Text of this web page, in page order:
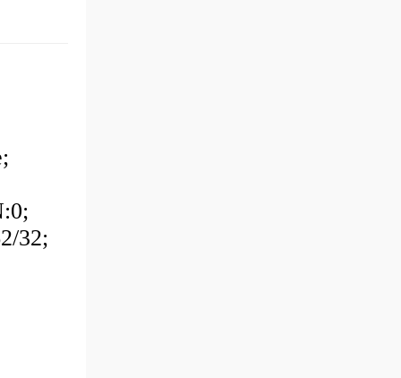
32;